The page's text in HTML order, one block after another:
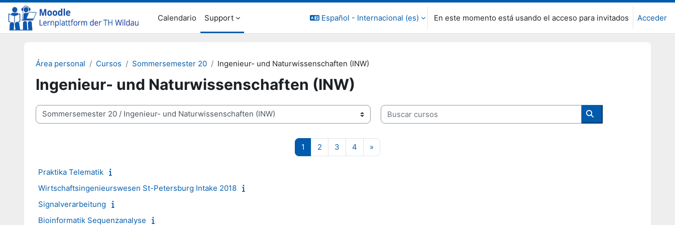
Salta al contenido principal
Calendario
Support Español - Internacional ‎(es)‎ En este momento está usando el acceso para invitados Acceder
Área personal Cursos Sommersemester 20 Ingenieur- und Naturwissenschaften (INW)
Ingenieur- und Naturwissenschaften (INW)
Categorías
Buscar cursos
Buscar cursos
1 Página 1
2 Página 2
3 Página 3
4 Página 4
»
Praktika Telematik
Wirtschaftsingenieurswesen St-Petersburg Intake 2018
Signalverarbeitung
Bioinformatik Sequenzanalyse